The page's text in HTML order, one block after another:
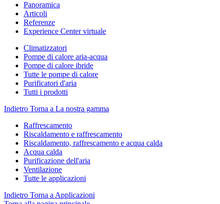
Panoramica
Articoli
Referenze
Experience Center virtuale
Climatizzatori
Pompe di calore aria-acqua
Pompe di calore ibride
Tutte le pompe di calore
Purificatori d'aria
Tutti i prodotti
Indietro Torna a La nostra gamma
Raffrescamento
Riscaldamento e raffrescamento
Riscaldamento, raffrescamento e acqua calda
Acqua calda
Purificazione dell'aria
Ventilazione
Tutte le applicazioni
Indietro Torna a Applicazioni